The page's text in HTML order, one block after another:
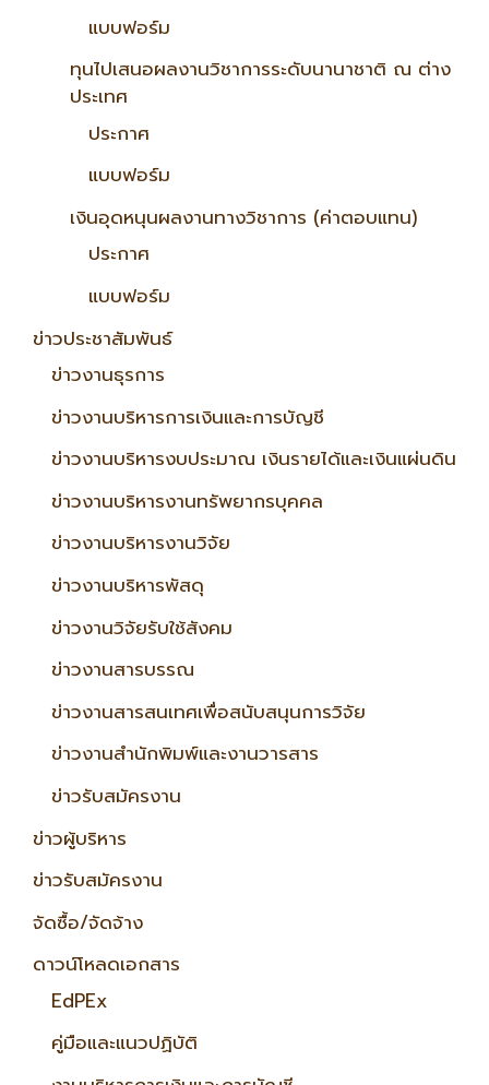
แบบฟอร์ม
ทุนไปเสนอผลงานวิชาการระดับนานาชาติ ณ ต่าง
ประเทศ
ประกาศ
แบบฟอร์ม
เงินอุดหนุนผลงานทางวิชาการ (ค่าตอบแทน)
ประกาศ
แบบฟอร์ม
ข่าวประชาสัมพันธ์
ข่าวงานธุรการ
ข่าวงานบริหารการเงินและการบัญชี
ข่าวงานบริหารงบประมาณ เงินรายได้และเงินแผ่นดิน
ข่าวงานบริหารงานทรัพยากรบุคคล
ข่าวงานบริหารงานวิจัย
ข่าวงานบริหารพัสดุ
ข่าวงานวิจัยรับใช้สังคม
ข่าวงานสารบรรณ
ข่าวงานสารสนเทศเพื่อสนับสนุนการวิจัย
ข่าวงานสำนักพิมพ์และงานวารสาร
ข่าวรับสมัครงาน
ข่าวผู้บริหาร
ข่าวรับสมัครงาน
จัดซื้อ/จัดจ้าง
ดาวน์โหลดเอกสาร
EdPEx
คู่มือและแนวปฏิบัติ